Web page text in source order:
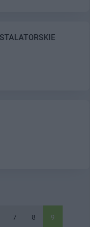
7 8 9